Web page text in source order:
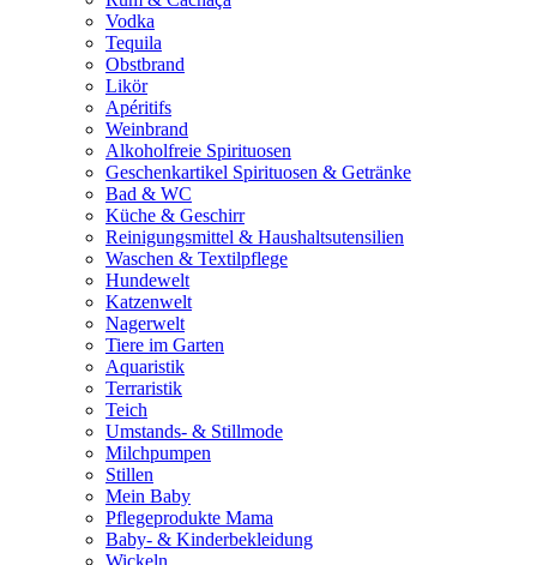
Vodka
Tequila
Obstbrand
Likör
Apéritifs
Weinbrand
Alkoholfreie Spirituosen
Geschenkartikel Spirituosen & Getränke
Bad & WC
Küche & Geschirr
Reinigungsmittel & Haushaltsutensilien
Waschen & Textilpflege
Hundewelt
Katzenwelt
Nagerwelt
Tiere im Garten
Aquaristik
Terraristik
Teich
Umstands- & Stillmode
Milchpumpen
Stillen
Mein Baby
Pflegeprodukte Mama
Baby- & Kinderbekleidung
Wickeln